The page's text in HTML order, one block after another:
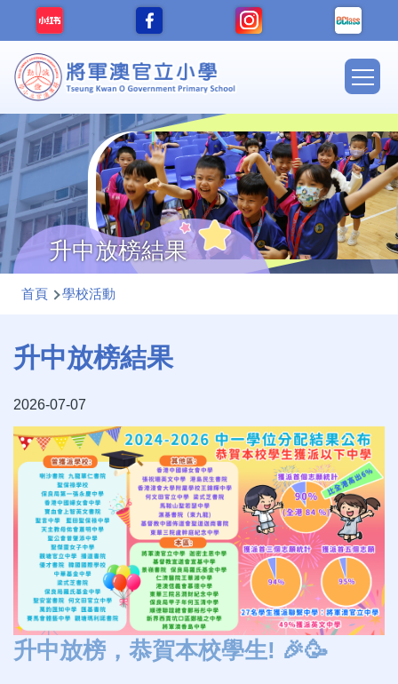
移至主內容
Main
升中放榜結果
導
連
結
首頁 學校活動
升中放榜結果
2026-07-07
升中放榜，恭賀本校學生! 🎉🥳